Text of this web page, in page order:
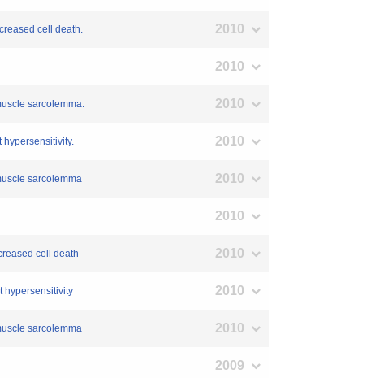
cell death. 2010
2010
sarcolemma. 2010
hypersensitivity. 2010
sarcolemma 2010
2010
cell death 2010
hypersensitivity 2010
sarcolemma 2010
2009